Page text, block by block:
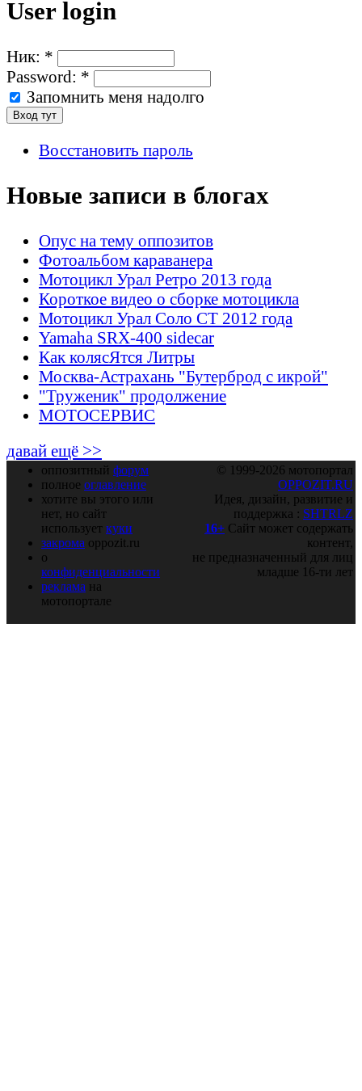
User login
Ник: *
Password: *
Запомнить меня надолго
Восстановить пароль
Новые записи в блогах
Опус на тему оппозитов
Фотоальбом караванера
Мотоцикл Урал Ретро 2013 года
Короткое видео о сборке мотоцикла
Мотоцикл Урал Соло СТ 2012 года
Yamaha SRX-400 sidecar
Как колясЯтся Литры
Москва-Астрахань "Бутерброд с икрой"
"Труженик" продолжение
МОТОСЕРВИС
давай ещё >>
оппозитный форум
полное оглавление
хотите вы этого или
нет, но сайт
использует куки
закрома oppozit.ru
о
конфиденциальности
реклама на
мотопортале
© 1999-2026 мотопортал
OPPOZIT.RU
Идея, дизайн, развитие и
поддержка : SHTRLZ
16+ Сайт может содержать
контент,
не предназначенный для лиц
младше 16-ти лет